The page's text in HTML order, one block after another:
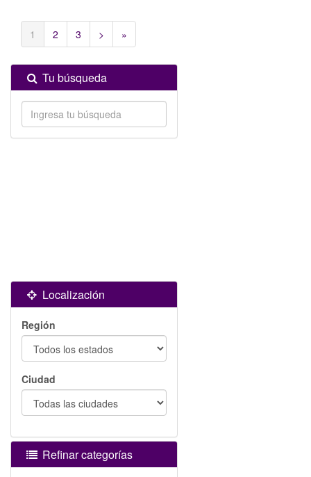
1 2 3 > »
Tu búsqueda
Localización
Región
Ciudad
Refinar categorías